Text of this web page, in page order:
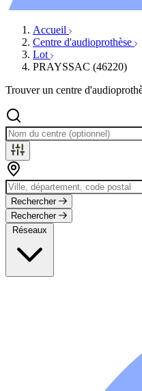
Accueil
Centre d'audioprothèse
Lot
PRAYSSAC (46220)
Trouver un centre
Rechercher
Rechercher
Réseaux